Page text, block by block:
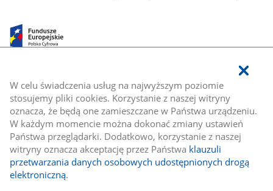
W celu świadczenia usług na najwyższym poziomie
stosujemy pliki cookies. Korzystanie z naszej witryny
oznacza, że będą one zamieszczane w Państwa urządzeniu.
W każdym momencie można dokonać zmiany ustawień
Państwa przeglądarki. Dodatkowo, korzystanie z naszej
witryny oznacza akceptację przez Państwa klauzuli
przetwarzania danych osobowych udostępnionych drogą
elektroniczną.